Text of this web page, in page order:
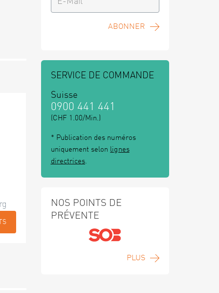
ABONNER
SERVICE DE COMMANDE
Suisse
0900 441 441
(CHF 1.00/Min.)
* Publication des numéros
uniquement selon lignes
directrices.
NOS POINTS DE
PRÉVENTE
PLUS